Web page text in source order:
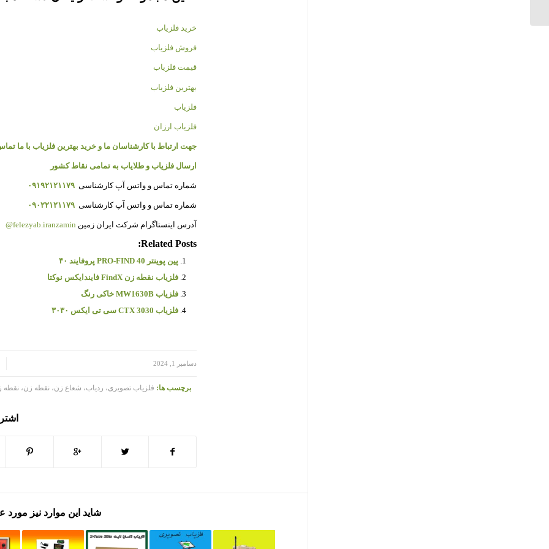
خرید فلزیاب
فروش فلزیاب
قیمت فلزیاب
بهترین فلزیاب
فلزیاب
فلزیاب ارزان
جهت ارتباط با کارشناسان ما و خرید بهترین فلزیاب با ما
ارسال فلزیاب و طلایاب به تمامی نقاط کشور
شماره تماس و واتس آپ کارشناسی ۰۹۱۹۲۱۲۱۱۷۹
شماره تماس و واتس آپ کارشناسی ۰۹۰۲۲۱۲۱۱۷۹
آدرس اینستاگرام شرکت ایران زمین felezyab.iranzamin@
Related Posts:
پین پوینتر PRO-FIND 40 پروفایند ۴۰
فلزیاب نقطه زن FindX فایندایکس نوکتا
فلزیاب MW1630B خاکی رنگ
فلزیاب CTX 3030 سی تی ایکس ۳۰۳۰
دسامبر 1, 2024
برچسب ها: فلزیاب تصویری، ردیاب، شعاع زن، نقطه زن، نقطه
شاید این موارد نیز مورد